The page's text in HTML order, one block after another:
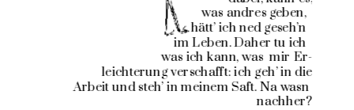
was andres geben,
hätt’ ich ned geseh’n
im Leben. Daher tu ich
was ich kann, was  mir Er-
leichterung verschafft: ich geh’ in die
Arbeit und steh’ in meinem Saft. Na wasn
nachher?